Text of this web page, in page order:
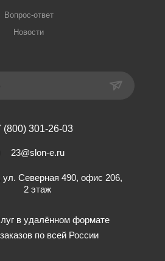
Вопрос-ответ
Новости
(800) 301-26-03
23@slon-e.ru
ул. Северная 490, офис 206,
2 этаж
в удалённом формате
по всей России